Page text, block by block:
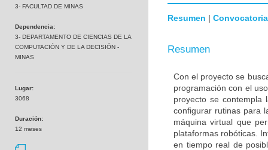
3- FACULTAD DE MINAS
Dependencia:
3- DEPARTAMENTO DE CIENCIAS DE LA
COMPUTACIÓN Y DE LA DECISIÓN -
MINAS
Lugar:
3068
Duración:
12 meses
Resumen | Convocatoria
Resumen
Con el proyecto se
programación con el
proyecto se contempla
configurar rutinas para
máquina virtual que
plataformas robóticas.
en tiempo real de